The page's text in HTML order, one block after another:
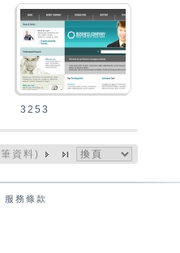
3253
筆資料)
服務條款